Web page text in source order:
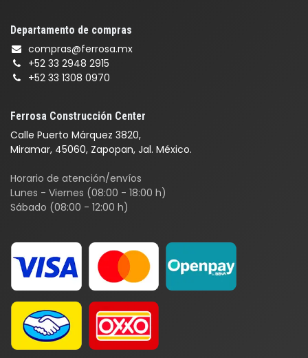
Ferrosa Construcción Center
Calle Puerto Márquez 3820,
Miramar, 45060, Zapopan, Jal. México.
Horario de atención/envíos
Lunes - Viernes (08:00 - 18:00 h)
Sábado (08:00 - 12:00 h)
Departamento de compras
compras@ferrosa.mx
+52 33 2948 2915
+52 33 1308 0970